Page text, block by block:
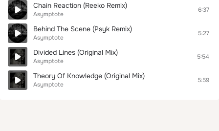
Chain Reaction (Reeko Remix)
Asymptote
6:37
Behind The Scene (Psyk Remix)
Asymptote
5:27
Divided Lines (Original Mix)
Asymptote
5:54
Theory Of Knowledge (Original Mix)
Asymptote
5:59